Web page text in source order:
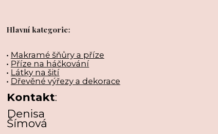
Hlavní kategorie:
• Makramé šňůry a příze
• Příze na háčkování
• Látky na šití
• Dřevěné výřezy a dekorace
Kontakt:
Denisa
Šímová